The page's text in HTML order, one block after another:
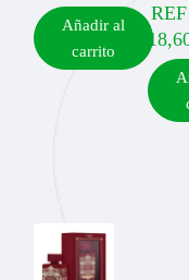
Añadir al
carrito
REF